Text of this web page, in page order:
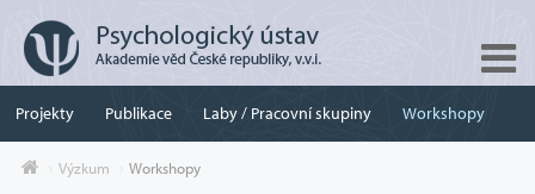
Projekty Publikace Laby / Pracovní skupiny Workshopy
Výzkum Workshopy